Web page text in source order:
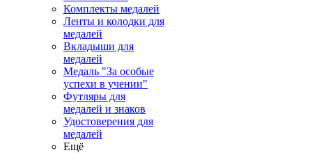
Комплекты медалей
Ленты и колодки для
медалей
Вкладыши для
медалей
Медаль "За особые
успехи в учении"
Футляры для
медалей и знаков
Удостоверения для
медалей
Ещё